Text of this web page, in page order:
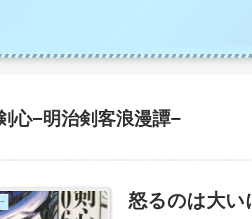
心−明治剣客浪漫譚−
怒るのは大い